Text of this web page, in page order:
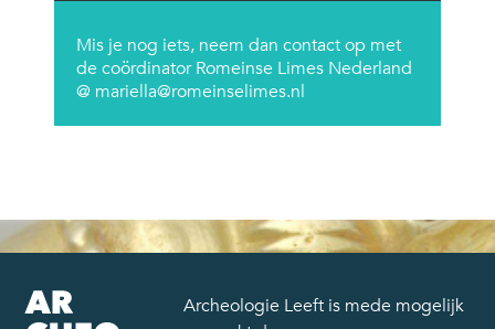
Mis je nog iets, neem dan contact op met
de coördinator Romeinse Limes Nederland
@ mariella@romeinselimes.nl
Archeologie Leeft is mede mogelijk